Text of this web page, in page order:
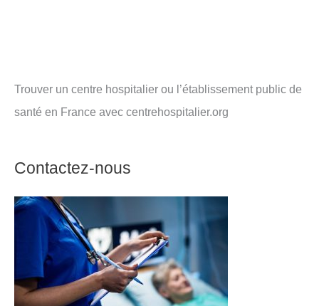
Trouver un centre hospitalier ou l’établissement public de
santé en France avec centrehospitalier.org
Contactez-nous